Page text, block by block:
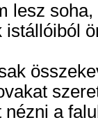
lesz
istállóiból
nézni a